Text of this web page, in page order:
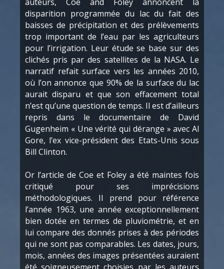
disparition programmée du lac du fait des
baisses de précipitation et des prélèvements
trop important de l’eau par les agriculteurs
pour l’irrigation. Leur étude se base sur des
clichés pris par des satellites de la NASA. Le
narratif refait surface vers les années 2010,
où l’on annonce que 90% de la surface du lac
aurait disparu et que son effacement total
n’est qu’une question de temps. Il est d’ailleurs
repris dans le documentaire de David
Gugenheim « Une vérité qui dérange » avec Al
Gore, l’ex vice-président des Etats-Unis sous
Bill Clinton.
Or l’article de Coe et Foley a été maintes fois
critiqué pour ses imprécisions
méthodologiques. Il prend pour référence
l’année 1963, une année exceptionnellement
bien dotée en termes de pluviométrie, et en
lui compare des donnés prises à des périodes
qui ne sont pas comparables. Les dates, jours,
mois, années des images présentées auraient